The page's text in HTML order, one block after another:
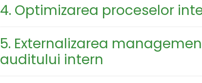
4. Optimizarea proceselor
5. Externalizarea
auditului intern